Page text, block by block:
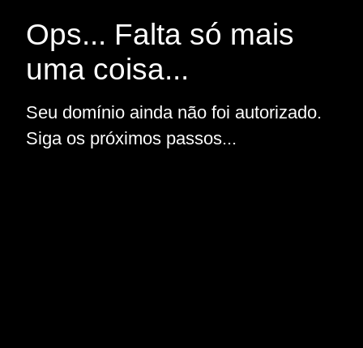
Ops... Falta só mais
uma coisa...
Seu domínio ainda não foi autorizado.
Siga os próximos passos...